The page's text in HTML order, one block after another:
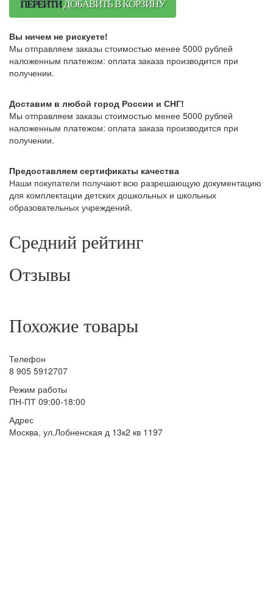
ПЕРЕЙТИДОБАВИТЬ В КОРЗИНУ
Вы ничем не рискуете!
Мы отправляем заказы стоимостью менее 5000 рублей
наложенным платежом: оплата заказа производится при
получении.
Доставим в любой город России и СНГ!
Мы отправляем заказы стоимостью менее 5000 рублей
наложенным платежом: оплата заказа производится при
получении.
Предоставляем сертификаты качества
Наши покупатели получают всю разрешающую документацию
для комплектации детских дошкольных и школьных
образовательных учреждений.
Средний рейтинг
Отзывы
Похожие товары
Телефон
8 905 5912707
Режим работы
ПН-ПТ 09:00-18:00
Адрес
Москва, ул.Лобненская д 13к2 кв 1197